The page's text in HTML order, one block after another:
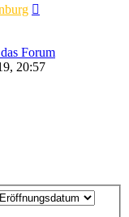
Forum
20:57